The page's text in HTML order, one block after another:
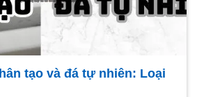
tạo và đá tự nhiên: Loại